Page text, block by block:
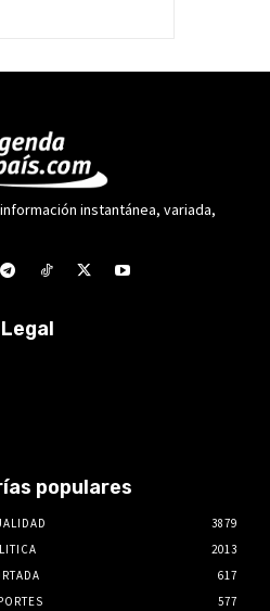
instantánea, variada,
Legal
populares
3879
2013
617
577